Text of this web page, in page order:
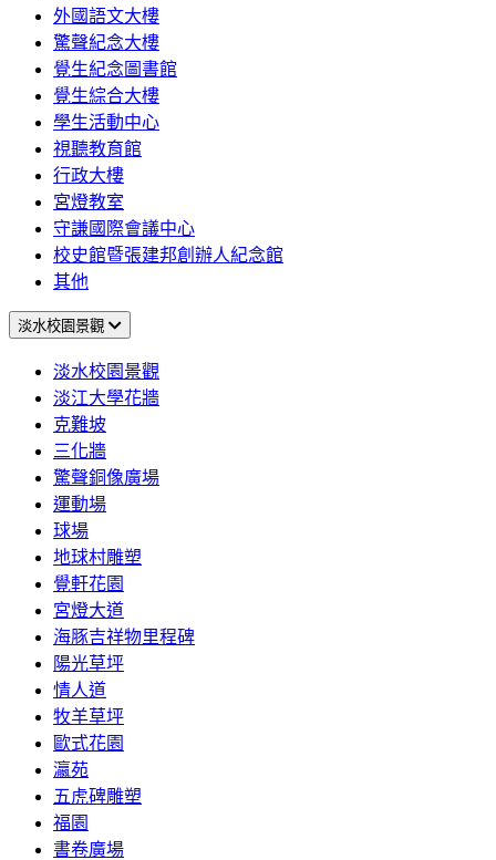
外國語文大樓
驚聲紀念大樓
覺生紀念圖書館
覺生綜合大樓
學生活動中心
視聽教育館
行政大樓
宮燈教室
守謙國際會議中心
校史館暨張建邦創辦人紀念館
其他
淡水校園景觀
淡水校園景觀
淡江大學花牆
克難坡
三化牆
驚聲銅像廣場
運動場
球場
地球村雕塑
覺軒花園
宮燈大道
海豚吉祥物里程碑
陽光草坪
情人道
牧羊草坪
歐式花園
瀛苑
五虎碑雕塑
福園
書卷廣場